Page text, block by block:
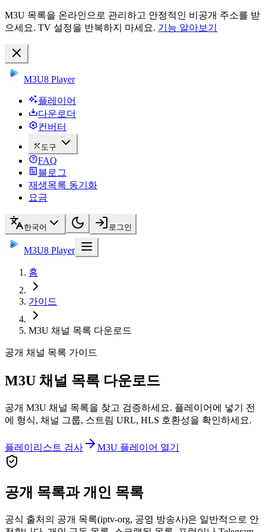
M3U 목록을 온라인으로 관리하고 안정적인 비공개 주소를 받
으세요. TV 설정을 반복하지 마세요. 기능 알아보기
M3U8 Player
플레이어
다운로더
컨버터
도구
FAQ
블로그
재생목록 동기화
요금
한국어 로그인
M3U8 Player
홈
가이드
M3U 채널 목록 다운로드
공개 채널 목록 가이드
M3U 채널 목록 다운로드
공개 M3U 채널 목록을 찾고 검증하세요. 플레이어에 넣기 전
에 형식, 채널 그룹, 스트림 URL, HLS 호환성을 확인하세요.
플레이리스트 검사 M3U 플레이어 열기
공개 목록과 개인 목록
공식 출처의 공개 목록(iptv-org, 공영 방송사)은 일반적으로 안